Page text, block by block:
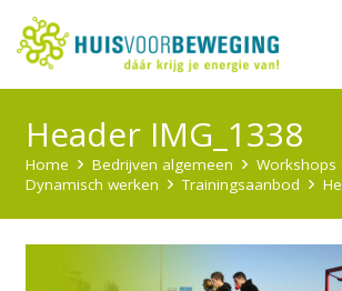
Header IMG_1338
Home Bedrijven algemeen
Workshops
Dynamisch werken
Trainingsaanbod